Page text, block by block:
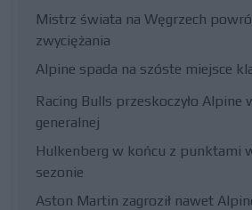
Mistrz świata na Węgrzech
zwyciężania
Alpine spada na szóste miejsce
Racing Bulls przeskoczyło Alpine
generalnej
Hulkenberg w końcu z punktami
sezonie
Aston Martin zagroził nawet